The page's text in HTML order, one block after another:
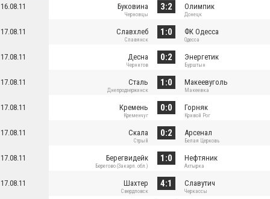
16.08.11 Буковина
Черновцы
3:2 Олимпик
Донецк
17.08.11 Славхлеб
Славянск
1:0 ФК Одесса
Одесса
17.08.11 Десна
Чернигов
0:2 Энергетик
Бурштын
17.08.11 Сталь
Днепродзержинск
1:0 Макеевуголь
Макеевка
17.08.11 Кремень
Кременчуг
0:0 Горняк
Кривой Рог
17.08.11 Скала
Стрый
0:2 Арсенал
Белая Церковь
17.08.11 Берегвидейк
Берегово (Закарп. обл.)
1:0 Нефтяник
Ахтырка
17.08.11 Шахтер
Свердловск
4:1 Славутич
Черкассы